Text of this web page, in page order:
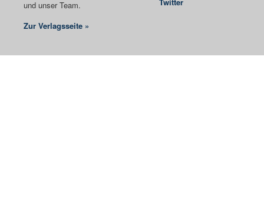
und unser Team.
Zur Verlagsseite »